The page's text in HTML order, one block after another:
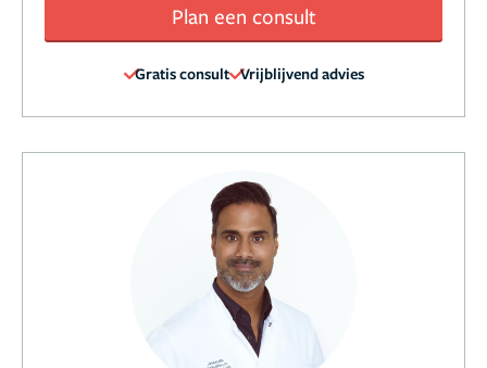
Plan een consult
Gratis consult Vrijblijvend advies